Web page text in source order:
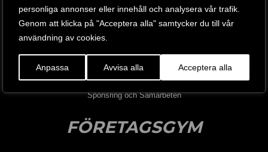
personliga annonser eller innehåll och analysera vår trafik.
Genom att klicka på "Acceptera alla" samtycker du till vår
användning av cookies.
Anpassa Avvisa alla Acceptera alla
Besök vår butik
Jobba hos oss
Sponsring och Samarbeten
FÖRETAGSGYM